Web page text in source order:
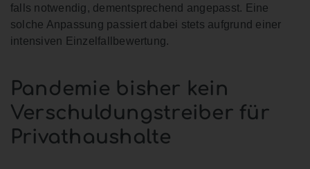
falls notwendig, dementsprechend angepasst. Eine
solche Anpassung passiert dabei stets aufgrund einer
intensiven Einzelfallbewertung.
Pandemie bisher kein
Verschuldungstreiber für
Privathaushalte